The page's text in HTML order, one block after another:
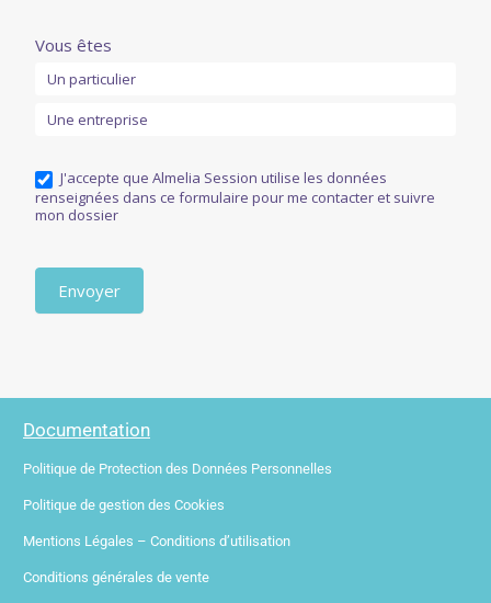
S'inscrire
cette
formation
(programme)
Vous êtes
Un particulier
Une entreprise
J'accepte que Almelia Session utilise les données
renseignées dans ce formulaire pour me contacter et suivre
mon dossier
Envoyer
Documentation
Politique de Protection des Données Personnelles
Politique de gestion des Cookies
Mentions Légales – Conditions d’utilisation
Conditions générales de vente